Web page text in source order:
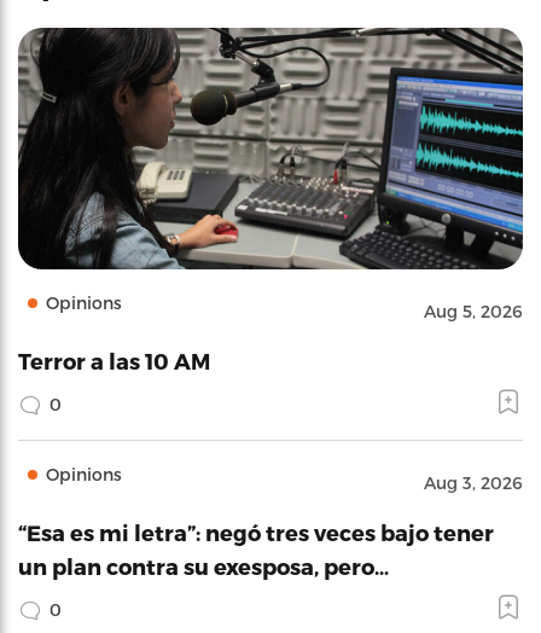
Opinions Aug 5, 2026
Terror a las 10 AM
0
Opinions Aug 3, 2026
“Esa es mi letra”: negó tres veces bajo tener
un plan contra su exesposa, pero…
0